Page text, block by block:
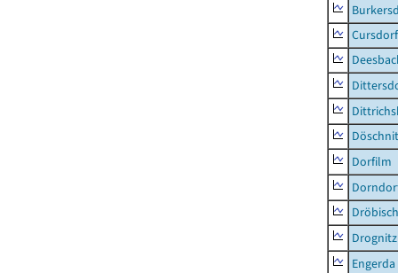
Cursdorf
Dorfilm
Drognitz
Engerda